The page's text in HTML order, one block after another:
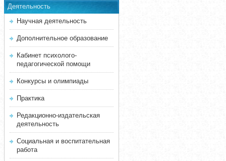
Деятельность
Научная деятельность
Дополнительное образование
Кабинет психолого-
педагогической помощи
Конкурсы и олимпиады
Практика
Редакционно-издательская
деятельность
Социальная и воспитательная
работа